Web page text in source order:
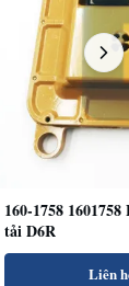
160-1758
tải D6R
Liên